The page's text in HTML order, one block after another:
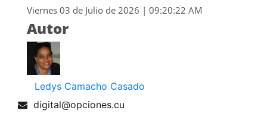
Viernes 03 de Julio de 2026 | 09:20:22 AM
Autor
Ledys Camacho Casado
digital@opciones.cu